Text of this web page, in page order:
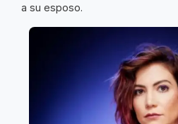
a su esposo.